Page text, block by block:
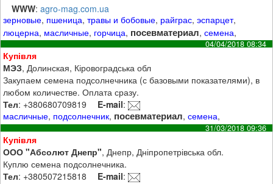
WWW:agro-mag.com.ua
зерновые, пшеница,травы и бобовые, райграс,эспарцет,
люцерна, масличные, горчица, посевматериал,семена,
04/04/2018 08:34
Купівля
МЭЗ, Долинская, Кіровоградська обл
Закупаем семена подсолнечника (с базовыми показателями), в
любом количестве. Оплата сразу.
Тел: +380680709819 E-mail:
масличные, подсолнечник, посевматериал,семена,
31/03/2018 09:36
Купівля
ООО "Абсолют Днепр", Днепр, Дніпропетрівська обл.
Куплю семена подсолнечника.
Тел: +380507215818 E-mail: